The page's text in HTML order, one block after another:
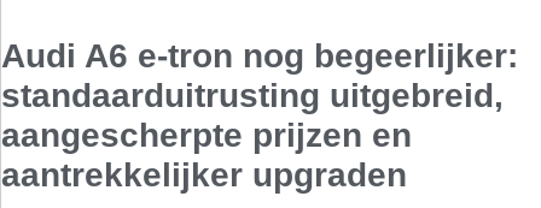
Audi A6 e-tron nog begeerlijker:
standaarduitrusting uitgebreid,
aangescherpte prijzen en
aantrekkelijker upgraden